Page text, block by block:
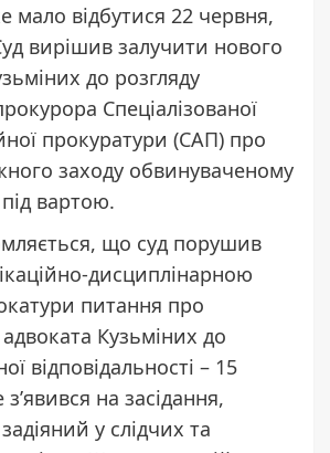
мало відбутися 22 червня,
вирішив залучити нового
до розгляду
Спеціалізованої
прокуратури (САП) про
заходу обвинуваченому
вартою.
що суд порушив
дисциплінарною
питання про
Кузьміних до
відповідальності – 15
на засідання,
у слідчих та